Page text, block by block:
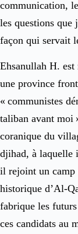
communication,
les questions que
façon qui servait
Ehsanullah H. est
une province
« communistes
taliban avant moi
coranique du
djihad, à laquelle
il rejoint un camp
historique d’Al-
fabrique les
ces candidats au